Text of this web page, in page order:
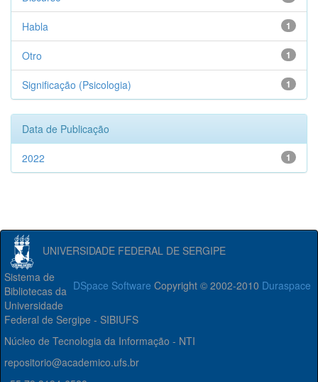
1
Habla
1
Otro
1
Significação (Psicologia)
Data de Publicação
1
2022
UNIVERSIDADE FEDERAL DE SERGIPE
DSpace Software Copyright © 2002-2010 Duraspace
Sistema de
Bibliotecas da
Universidade
Federal de Sergipe - SIBIUFS
Núcleo de Tecnologia da Informação - NTI
repositorio@academico.ufs.br